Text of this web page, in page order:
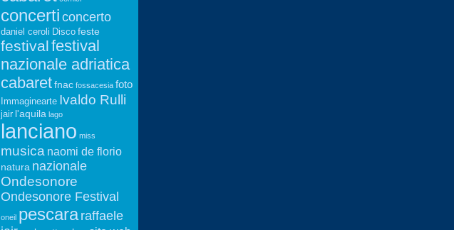
concerti concerto
daniel ceroli Disco feste
festivalfestival
nazionale adriatica
cabaret fnac fossacesia foto
Immaginearte Ivaldo Rulli
jair l'aquila lago
lanciano miss
musica naomi de florio
natura nazionale
Ondesonore
Ondesonore Festival
oneil pescara raffaele